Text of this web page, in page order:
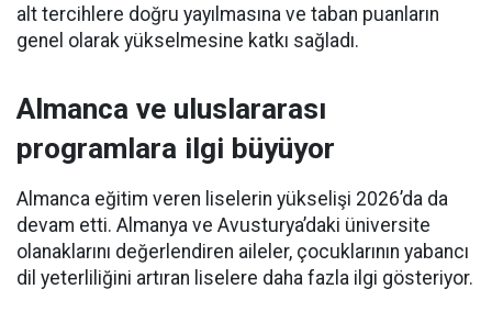
alt tercihlere doğru yayılmasına ve taban puanların
genel olarak yükselmesine katkı sağladı.
Almanca ve uluslararası
programlara ilgi büyüyor
Almanca eğitim veren liselerin yükselişi 2026’da da
devam etti. Almanya ve Avusturya’daki üniversite
olanaklarını değerlendiren aileler, çocuklarının yabancı
dil yeterliliğini artıran liselere daha fazla ilgi gösteriyor.